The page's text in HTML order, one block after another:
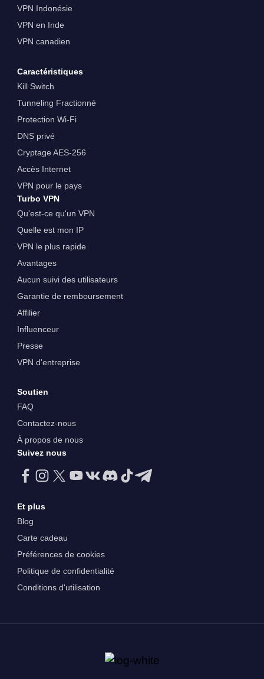
VPN Indonésie
VPN en Inde
VPN canadien
Caractéristiques
Kill Switch
Tunneling Fractionné
Protection Wi-Fi
DNS privé
Cryptage AES-256
Accès Internet
VPN pour le pays
Turbo VPN
Qu'est-ce qu'un VPN
Quelle est mon IP
VPN le plus rapide
Avantages
Aucun suivi des utilisateurs
Garantie de remboursement
Affilier
Influenceur
Presse
VPN d'entreprise
Soutien
FAQ
Contactez-nous
À propos de nous
Suivez nous
Et plus
Blog
Carte cadeau
Préférences de cookies
Politique de confidentialité
Conditions d'utilisation